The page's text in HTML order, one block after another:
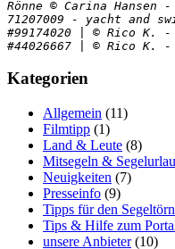
71207009 - yacht and
#99174020 | © Rico K.
Kategorien
Allgemein (11)
Filmtipp (1)
Land & Leute (8)
Mitsegeln &
Neuigkeiten (7)
Presseinfo (9)
Tipps für den Segeltörn
Tips & Hilfe zum
unsere Anbieter(10)